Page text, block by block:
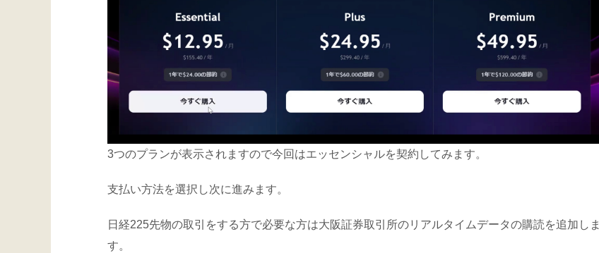
3つのプランが表示されますので今回はエッセンシャルを契約してみます。
支払い方法を選択し次に進みます。
日経225先物の取引をする方で必要な方は大阪証券取引所のリアルタイムデータの購読を追加しま
す。